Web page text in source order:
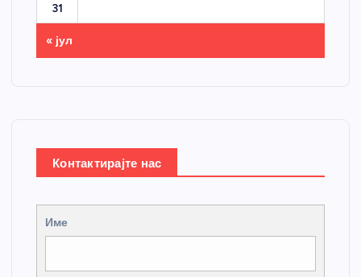
31
« јул
Контактирајте нас
Име